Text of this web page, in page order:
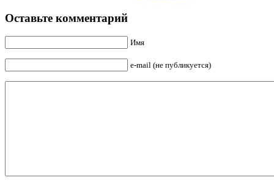
Оставьте комментарий
Имя
e-mail (не публикуется)